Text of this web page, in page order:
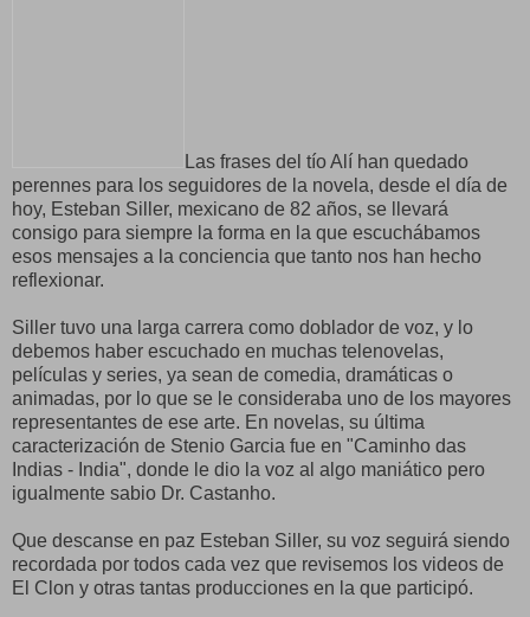
Las frases del tío Alí han quedado
perennes para los seguidores de la novela, desde el día de
hoy, Esteban Siller, mexicano de 82 años, se llevará
consigo para siempre la forma en la que escuchábamos
esos mensajes a la conciencia que tanto nos han hecho
reflexionar.
Siller tuvo una larga carrera como doblador de voz, y lo
debemos haber escuchado en muchas telenovelas,
películas y series, ya sean de comedia, dramáticas o
animadas, por lo que se le consideraba uno de los mayores
representantes de ese arte. En novelas, su última
caracterización de Stenio Garcia fue en "Caminho das
Indias - India", donde le dio la voz al algo maniático pero
igualmente sabio Dr. Castanho.
Que descanse en paz Esteban Siller, su voz seguirá siendo
recordada por todos cada vez que revisemos los videos de
El Clon y otras tantas producciones en la que participó.